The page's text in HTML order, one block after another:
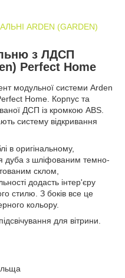
ARDEN (GARDEN)
з ЛДСП
Perfect Home
модульної системи Arden
Home. Корпус та
ДСП із кромкою ABS.
систему відкривання
в оригінальному,
дуба з шліфованим темно-
склом,
додасть інтер'єру
стилю. З боків все це
кольору.
для вітрини.